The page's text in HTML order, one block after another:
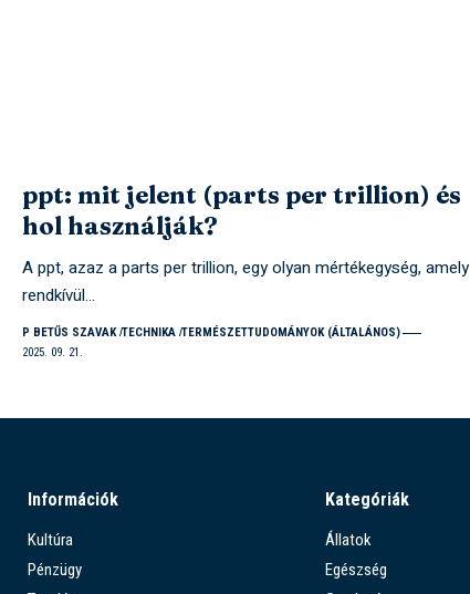
ppt: mit jelent (parts per trillion) és
hol használják?
A ppt, azaz a parts per trillion, egy olyan mértékegység, amely
rendkívül…
P BETŰS SZAVAK TECHNIKA TERMÉSZETTUDOMÁNYOK (ÁLTALÁNOS)
2025. 09. 21.
Információk
Kultúra
Pénzügy
Kategóriák
Állatok
Egészség